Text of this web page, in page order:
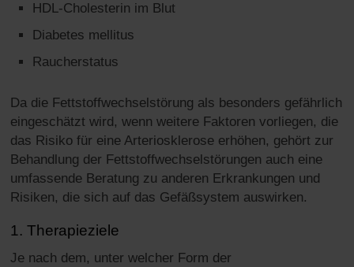
HDL-Cholesterin im Blut
Diabetes mellitus
Raucherstatus
Da die Fettstoffwechselstörung als besonders gefährlich
eingeschätzt wird, wenn weitere Faktoren vorliegen, die
das Risiko für eine Arteriosklerose erhöhen, gehört zur
Behandlung der Fettstoffwechselstörungen auch eine
umfassende Beratung zu anderen Erkrankungen und
Risiken, die sich auf das Gefäßsystem auswirken.
1. Therapieziele
Je nach dem, unter welcher Form der